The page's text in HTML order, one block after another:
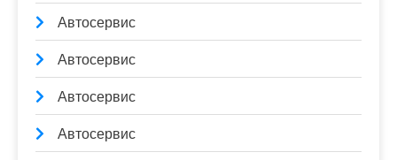
Автосервис
Автосервис
Автосервис
Автосервис